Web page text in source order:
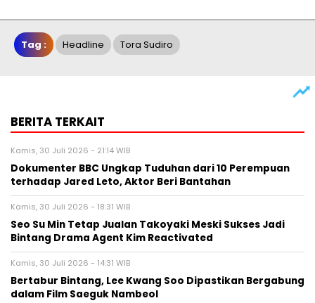
Tag : Headline Tora Sudiro
BERITA TERKAIT
Kamis, 30 Juli 2026 - 21:14 WIB
Dokumenter BBC Ungkap Tuduhan dari 10 Perempuan
terhadap Jared Leto, Aktor Beri Bantahan
Kamis, 30 Juli 2026 - 18:31 WIB
Seo Su Min Tetap Jualan Takoyaki Meski Sukses Jadi
Bintang Drama Agent Kim Reactivated
Kamis, 30 Juli 2026 - 14:31 WIB
Bertabur Bintang, Lee Kwang Soo Dipastikan Bergabung
dalam Film Saeguk Nambeol